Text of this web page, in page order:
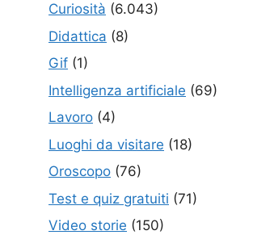
Curiosità (6.043)
Didattica (8)
Gif (1)
Intelligenza artificiale (69)
Lavoro (4)
Luoghi da visitare (18)
Oroscopo (76)
Test e quiz gratuiti (71)
Video storie (150)